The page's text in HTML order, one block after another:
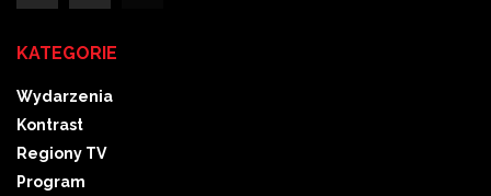
KATEGORIE
Wydarzenia
Kontrast
Regiony TV
Program